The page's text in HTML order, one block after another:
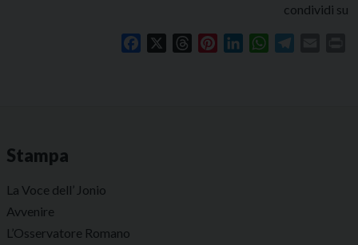
condividi su
Facebook ThreadsPinterestLinkedInWhatsApp
Stampa
La Voce dell’ Jonio
Avvenire
L’Osservatore Romano